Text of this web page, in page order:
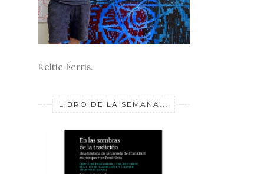
Keltie Ferris.
LIBRO DE LA SEMANA...